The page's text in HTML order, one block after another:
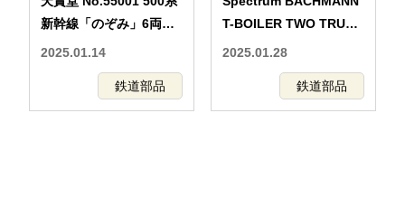
新幹線「のぞみ」6両基
本セット など
2025.01.14
鉄道部品
T-BOILER TWO TRUCK
SHAY などの鉄道模型
2025.01.28
鉄道部品